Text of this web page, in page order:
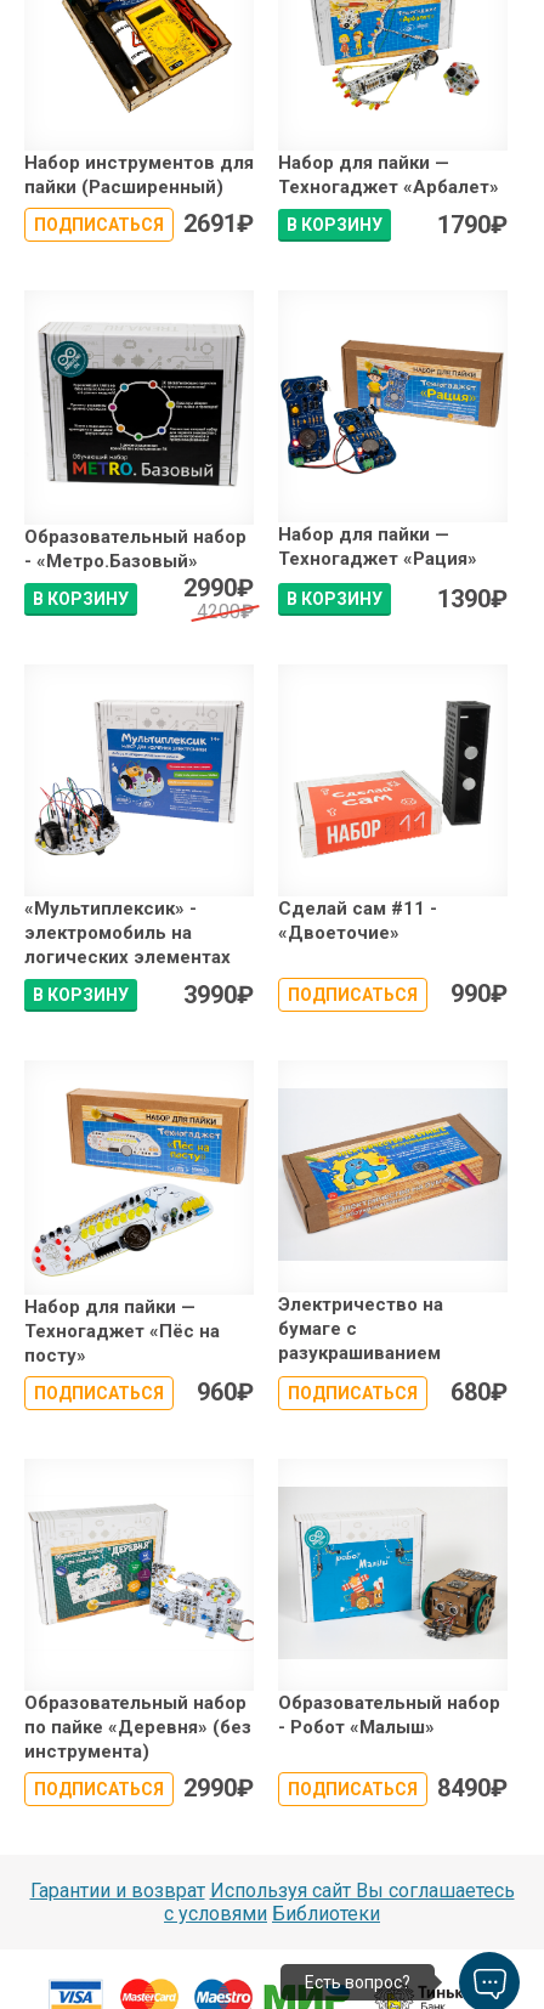
Набор инструментов для
пайки (Расширенный)
ПОДПИСАТЬСЯ 2691₽
Набор для пайки —
Техногаджет «Арбалет»
В КОРЗИНУ 1790₽
Образовательный набор
- «Метро.Базовый»
В КОРЗИНУ 2990₽
4200₽
Набор для пайки —
Техногаджет «Рация»
В КОРЗИНУ 1390₽
«Мультиплексик» -
электромобиль на
логических элементах
В КОРЗИНУ 3990₽
Сделай сам #11 -
«Двоеточие»
ПОДПИСАТЬСЯ 990₽
Набор для пайки —
Техногаджет «Пёс на
посту»
ПОДПИСАТЬСЯ 960₽
Электричество на
бумаге с
разукрашиванием
ПОДПИСАТЬСЯ 680₽
Образовательный набор
по пайке «Деревня» (без
инструмента)
ПОДПИСАТЬСЯ 2990₽
Образовательный набор
- Робот «Малыш»
ПОДПИСАТЬСЯ 8490₽
Гарантии и возврат Используя сайт Вы соглашаетесь
с условями Библиотеки
Есть вопрос?